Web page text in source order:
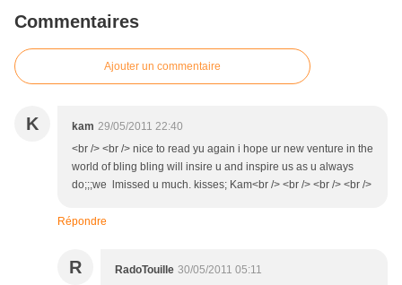
Commentaires
Ajouter un commentaire
K kam 29/05/2011 22:40
<br /> <br /> nice to read yu again i hope ur new venture in the
world of bling bling will insire u and inspire us as u always
do;;;we lmissed u much. kisses; Kam<br /> <br /> <br /> <br />
Répondre
R RadoTouille 30/05/2011 05:11